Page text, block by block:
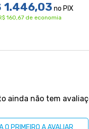
1.446,03 no PIX
160,67 de economia
ainda não tem
O PRIMEIRO A AVALIAR